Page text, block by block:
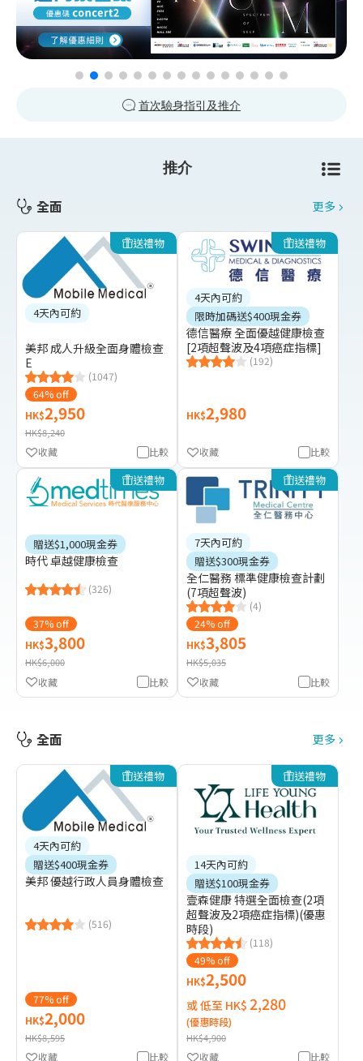
首次驗身指引及推介
推介
全面 更多
送禮物
4天內可約
美邦 成人升級全面身體檢查
E
(1047)
64% off
HK$2,950
HK$8,240
比較
收藏
送禮物
4天內可約
限時加碼送$400現金券
德信醫療 全面優越健康檢查
[2項超聲波及4項癌症指標]
(192)
HK$2,980
比較
收藏
送禮物
贈送$1,000現金券
時代 卓越健康檢查
(326)
37% off
HK$3,800
HK$6,000
比較
收藏
送禮物
7天內可約
贈送$300現金券
全仁醫務 標準健康檢查計劃
(7項超聲波)
(4)
24% off
HK$3,805
HK$5,035
比較
收藏
全面 更多
送禮物
4天內可約
贈送$400現金券
美邦 優越行政人員身體檢查
(516)
77% off
HK$2,000
HK$8,595
比較
收藏
送禮物
14天內可約
贈送$100現金券
壹森健康 特選全面檢查(2項
超聲波及2項癌症指標)(優惠
時段)
(118)
49% off
HK$2,500
或 低至 HK$ 2,280
(優惠時段)
HK$4,900
比較
收藏